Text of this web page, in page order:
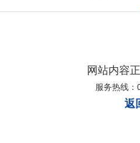
网站内容
服务热线：
返